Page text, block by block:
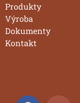
Produkty
Výroba
Dokumenty
Kontakt